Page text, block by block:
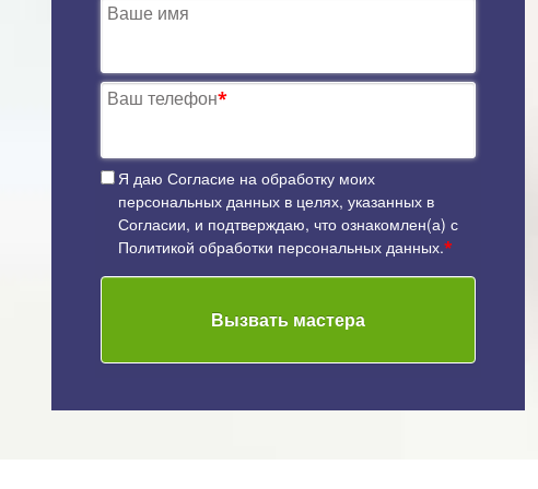
Ваше имя
Ваш телефон*
Я даю Согласие на обработку моих
персональных данныхв целях, указанных в
Согласии, и подтверждаю, что ознакомлен(а) с
Политикой обработки персональных данных.*
Вызвать мастера